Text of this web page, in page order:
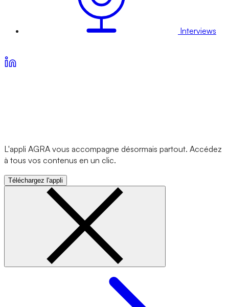
Interviews
L'appli AGRA vous accompagne désormais partout. Accédez
à tous vos contenus en un clic.
Téléchargez l'appli